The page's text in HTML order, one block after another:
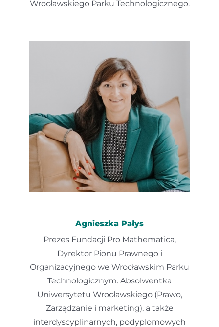
Wrocławskiego Parku Technologicznego.
Agnieszka Pałys
Prezes Fundacji Pro Mathematica,
Dyrektor Pionu Prawnego i
Organizacyjnego we Wrocławskim Parku
Technologicznym. Absolwentka
Uniwersytetu Wrocławskiego (Prawo,
Zarządzanie i marketing), a także
interdyscyplinarnych, podyplomowych